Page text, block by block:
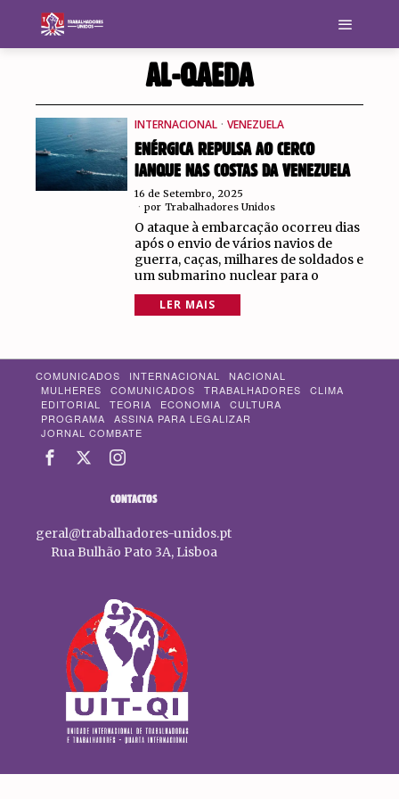
AL-QAEDA
INTERNACIONAL · VENEZUELA
ENÉRGICA REPULSA AO CERCO
IANQUE NAS COSTAS DA VENEZUELA
16 de Setembro, 2025
por Trabalhadores Unidos
O ataque à embarcação ocorreu dias
após o envio de vários navios de
guerra, caças, milhares de soldados e
um submarino nuclear para o
LER MAIS
COMUNICADOS INTERNACIONAL
NACIONAL
MULHERES
COMUNICADOS TRABALHADORES
CLIMA
EDITORIAL
TEORIA ECONOMIA
CULTURA
PROGRAMA
ASSINA PARA LEGALIZAR
JORNAL COMBATE
CONTACTOS
geral@trabalhadores-unidos.pt
Rua Bulhão Pato 3A, Lisboa